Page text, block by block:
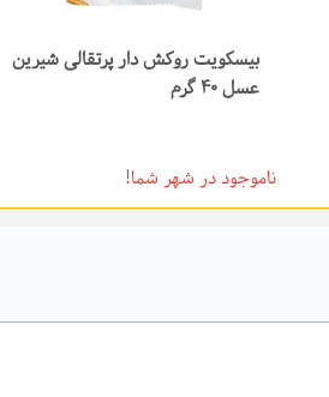
ناموجود در شهر شما!
بیسکویت روکش دار پرتقالی شیرین
عسل 40 گرم